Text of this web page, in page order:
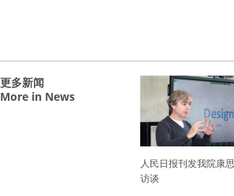
更多新闻
More in News
人民日报刊发我院康
访谈